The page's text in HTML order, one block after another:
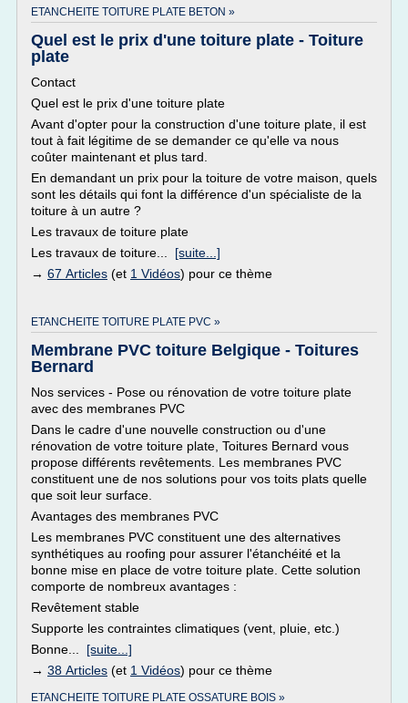
ETANCHEITE TOITURE PLATE BETON »
Quel est le prix d'une toiture plate - Toiture
plate
Contact
Quel est le prix d'une toiture plate
Avant d'opter pour la construction d'une toiture plate, il est
tout à fait légitime de se demander ce qu'elle va nous
coûter maintenant et plus tard.
En demandant un prix pour la toiture de votre maison, quels
sont les détails qui font la différence d'un spécialiste de la
toiture à un autre ?
Les travaux de toiture plate
Les travaux de toiture... [suite...]
→ 67 Articles (et 1 Vidéos) pour ce thème
ETANCHEITE TOITURE PLATE PVC »
Membrane PVC toiture Belgique - Toitures
Bernard
Nos services - Pose ou rénovation de votre toiture plate
avec des membranes PVC
Dans le cadre d'une nouvelle construction ou d'une
rénovation de votre toiture plate, Toitures Bernard vous
propose différents revêtements. Les membranes PVC
constituent une de nos solutions pour vos toits plats quelle
que soit leur surface.
Avantages des membranes PVC
Les membranes PVC constituent une des alternatives
synthétiques au roofing pour assurer l'étanchéité et la
bonne mise en place de votre toiture plate. Cette solution
comporte de nombreux avantages :
Revêtement stable
Supporte les contraintes climatiques (vent, pluie, etc.)
Bonne... [suite...]
→ 38 Articles (et 1 Vidéos) pour ce thème
ETANCHEITE TOITURE PLATE OSSATURE BOIS »